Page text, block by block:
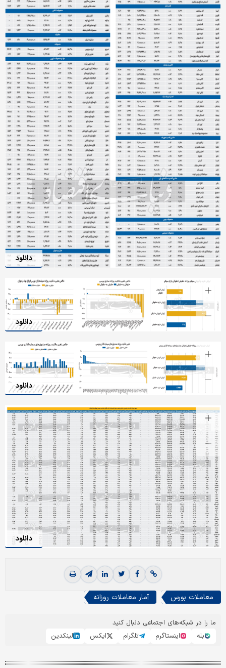
دانلود
دانلود
دانلود
دانلود
معاملات بورس آمار معاملات روزانه
ما را در شبکه‌های اجتماعی دنبال کنید
بله
اینستاگرم تلگرام ایکس لینکدین